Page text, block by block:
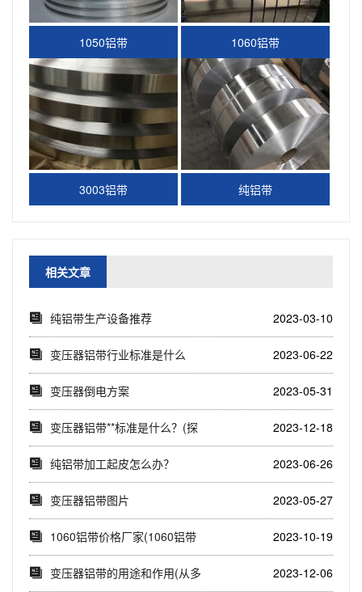
1050铝带 1060铝带
3003铝带 纯铝带
相关文章
纯铝带生产设备推荐 2023-03-10
变压器铝带行业标准是什么 2023-06-22
变压器倒电方案 2023-05-31
变压器铝带**标准是什么？(探
索变压器铝带...
2023-12-18
纯铝带加工起皮怎么办？ 2023-06-26
变压器铝带图片 2023-05-27
1060铝带价格厂家(1060铝带
价格厂家...
2023-10-19
变压器铝带的用途和作用(从多
2023-12-06